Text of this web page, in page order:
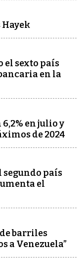
Hayek
el sexto país
en la
en julio y
de 2024
segundo país
el
barriles
a Venezuela”